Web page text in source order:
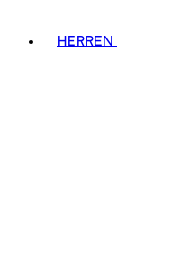
HERREN